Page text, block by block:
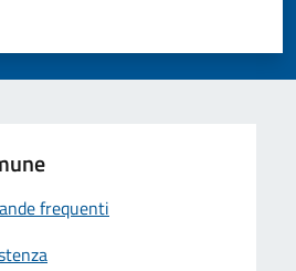
stelle su 5
su 5
5
frequenti